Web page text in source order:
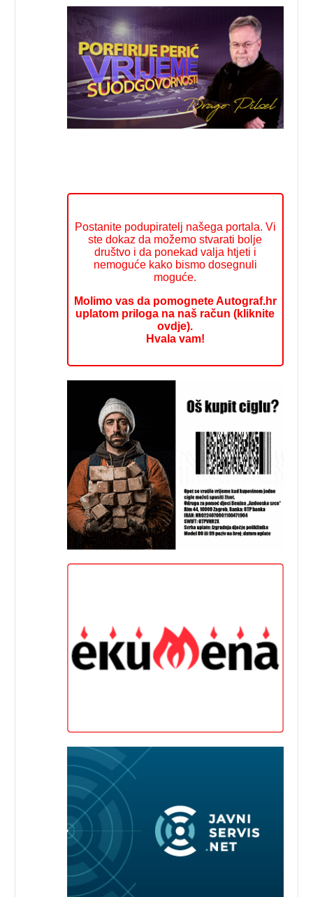
Postanite podupiratelj našega portala. Vi
ste dokaz da možemo stvarati bolje
društvo i da ponekad valja htjeti i
nemoguće kako bismo dosegnuli
moguće.
Molimo vas da pomognete Autograf.hr
uplatom priloga na naš račun (kliknite
ovdje).
Hvala vam!